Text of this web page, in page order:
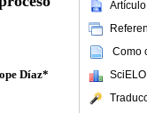
Artículo
Como
Díaz*